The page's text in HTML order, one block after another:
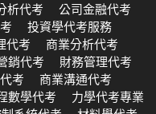
析代考
公司金融代考
投資學代考服務
代考
商業分析代考
銷代考
財務管理代考
考
商業溝通代考
數學代考
力學代考專業